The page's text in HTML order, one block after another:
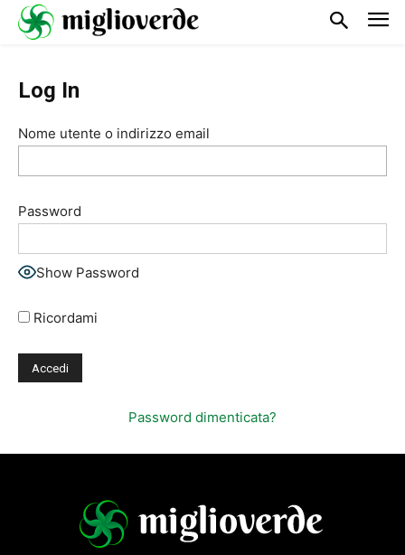
Log In
Nome utente o indirizzo email
Password
Show Password
Ricordami
Password dimenticata?